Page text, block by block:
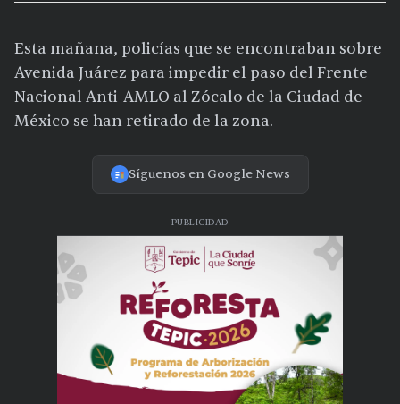
Esta mañana, policías que se encontraban sobre
Avenida Juárez para impedir el paso del Frente
Nacional Anti-AMLO al Zócalo de la Ciudad de
México se han retirado de la zona.
Síguenos en Google News
PUBLICIDAD